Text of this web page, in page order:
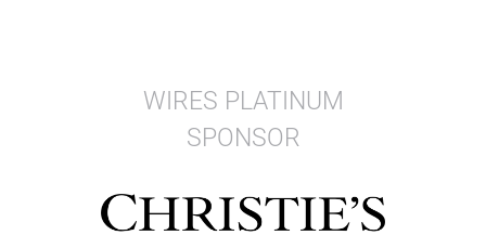
WIRES PLATINUM
SPONSOR